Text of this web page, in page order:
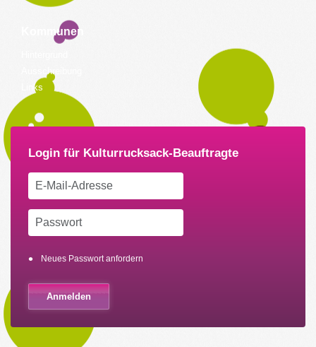
Kommunen
Ausschreibung
Links
Neues Passwort anfordern